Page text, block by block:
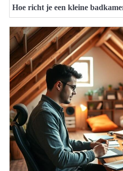
Hoe richt je een kleine